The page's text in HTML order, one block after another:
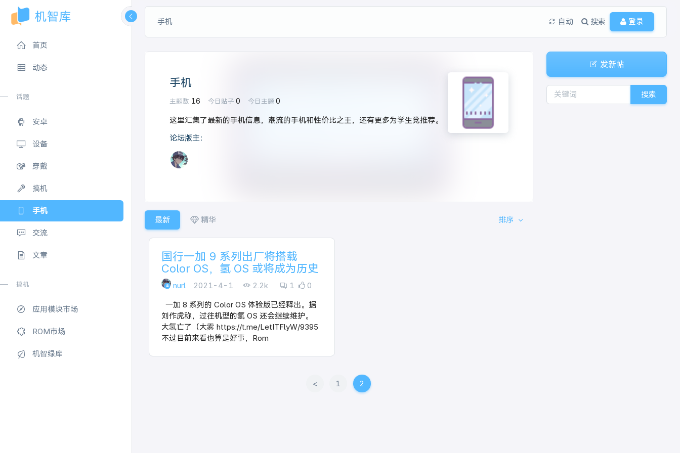
首页
动态
话题
安卓
设备
穿戴
搞机
手机
交流
文章
搞机
应用模块市场
ROM市场
机智绿库
手机 自动 搜索 登录
手机
主题数 16 今日贴子 0 今日主题 0
这里汇集了最新的手机信息，潮流的手机和性价比之王，还有更多为学生党推荐。
论坛版主：
最新 精华 排序
国行一加 9 系列出厂将搭载
Color OS，氢 OS 或将成为历史
nurl 2021-4-1 2.2k 1
0
一加 8 系列的 Color OS 体验版已经释出。据
刘作虎称，过往机型的氢 OS 还会继续维护。
大氢亡了（大雾 https://t.me/LetITFlyW/9395
不过目前来看也算是好事，Rom
< 1 2
发新帖
搜索